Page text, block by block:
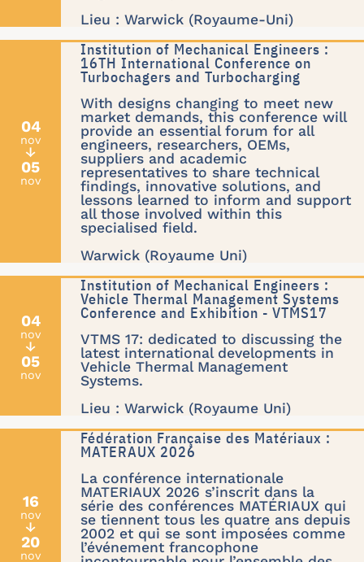
Lieu : Warwick (Royaume-Uni)
04
nov
↓
05
nov
Institution of Mechanical Engineers :
16TH International Conference on
Turbochagers and Turbocharging
With designs changing to meet new
market demands, this conference will
provide an essential forum for all
engineers, researchers, OEMs,
suppliers and academic
representatives to share technical
findings, innovative solutions, and
lessons learned to inform and support
all those involved within this
specialised field.
Warwick (Royaume Uni)
04
nov
↓
05
nov
Institution of Mechanical Engineers :
Vehicle Thermal Management Systems
Conference and Exhibition - VTMS17
VTMS 17: dedicated to discussing the
latest international developments in
Vehicle Thermal Management
Systems.
Lieu : Warwick (Royaume Uni)
16
nov
↓
20
nov
Fédération Française des Matériaux :
MATERAUX 2026
La conférence internationale
MATERIAUX 2026 s’inscrit dans la
série des conférences MATÉRIAUX qui
se tiennent tous les quatre ans depuis
2002 et qui se sont imposées comme
l’événement francophone